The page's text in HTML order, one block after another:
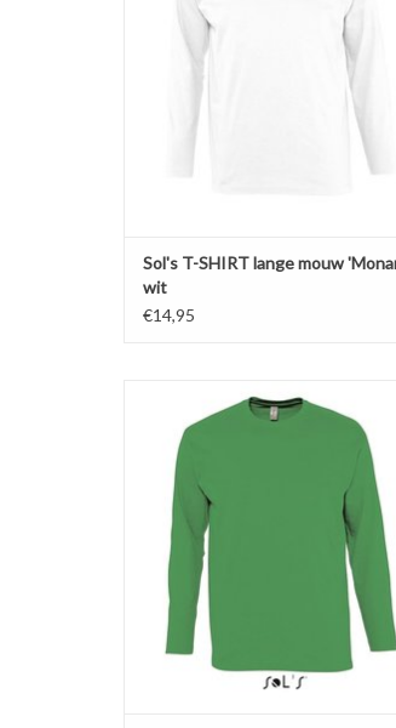
katoen (150 gr. p/m)
Versterkte nek- en schoudernaden.
Dubbele rib halsboord.
TOEVOEGEN AAN WINKELWAGEN
Sol's T-SHIRT lange mouw
wit
€14,95
Basic grasgroen t-shirt met lange
ronde hals 'Monarch' van
11 kleuren in de maten S t/m 5XL!
Gemaakt van 100% heavy jersey half
katoen (150 gr. p/m)
Versterkte nek- en schoudernaden.
Dubbele rib halsboord.
TOEVOEGEN AAN WINKELWAGEN